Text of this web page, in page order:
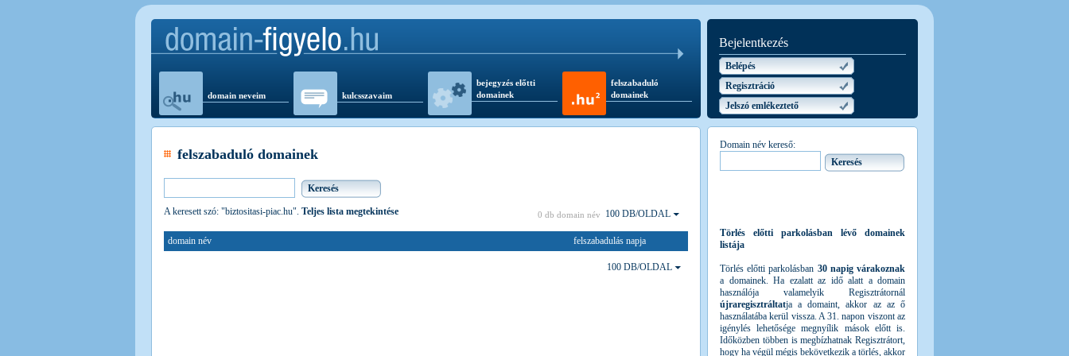
domain neveim kulcsszavaim
bejegyzés előtti
domainek
felszabaduló
domainek
Bejelentkezés
Belépés
Regisztráció
Jelszó emlékeztető
felszabaduló domainek
A keresett szó: "biztositasi-piac.hu". Teljes lista megtekintése 0 db domain név 100 DB/OLDAL
domain név felszabadulás napja
100 DB/OLDAL
Domain név kereső:
Törlés előtti parkolásban lévő domainek
listája
Törlés előtti parkolásban 30 napig várakoznak
a domainek. Ha ezalatt az idő alatt a domain
használója valamelyik Regisztrátornál
újraregisztráltatja a domaint, akkor az az ő
használatába kerül vissza. A 31. napon viszont az
igénylés lehetősége megnyílik mások előtt is.
Időközben többen is megbízhatnak Regisztrátort,
hogy ha végül mégis bekövetkezik a törlés, akkor